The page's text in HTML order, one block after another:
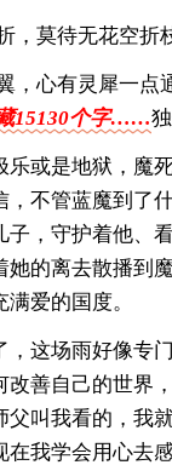
，莫待无花空折
，心有灵犀一
15130个字……
乐或是地狱，魔
，不管蓝魔到了
子，守护着他、
她的离去散播到
爱的国度。
这场雨好像专
改善自己的世界
父叫我看的，我
我学会用心去